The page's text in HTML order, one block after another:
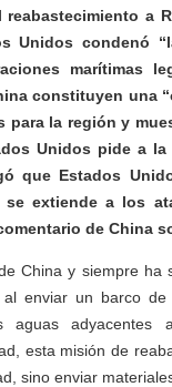
a
Unidos condenó
marítimas
constituyen
para la región y
Unidos pide a
que Estados
extiende a los
de China
China y siempre
enviar un barco
aguas adyacentes
esta misión de
sino enviar